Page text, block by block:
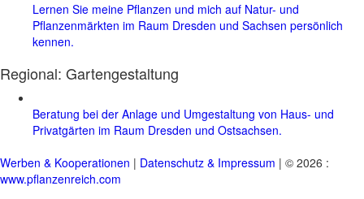
Lernen Sie meine Pflanzen und mich auf Natur- und
Pflanzenmärkten im Raum Dresden und Sachsen persönlich
kennen.
Regional: Gartengestaltung
Beratung bei der Anlage und Umgestaltung von Haus- und
Privatgärten im Raum Dresden und Ostsachsen.
Werben & Kooperationen | Datenschutz & Impressum | © 2026 :
www.pflanzenreich.com